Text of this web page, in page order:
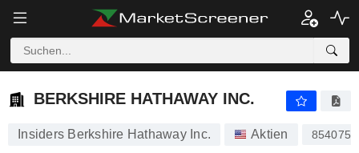
BERKSHIRE HATHAWAY INC.
Insiders Berkshire Hathaway Inc. Aktien 854075